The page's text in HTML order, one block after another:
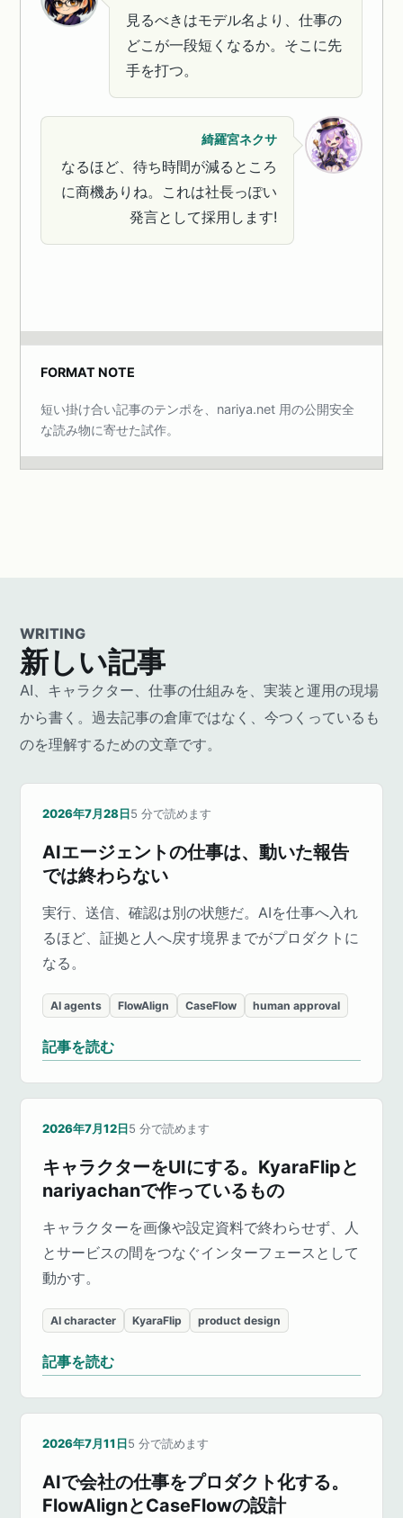
見るべきはモデル名より、仕事の
どこが一段短くなるか。そこに先
手を打つ。
綺羅宮ネクサ
なるほど、待ち時間が減るところ
に商機ありね。これは社長っぽい
発言として採用します!
FORMAT NOTE
短い掛け合い記事のテンポを、nariya.net 用の公開安全
な読み物に寄せた試作。
WRITING
新しい記事
AI、キャラクター、仕事の仕組みを、実装と運用の現場
から書く。過去記事の倉庫ではなく、今つくっているも
のを理解するための文章です。
2026年7月28日5 分で読めます
AIエージェントの仕事は、動いた報告
では終わらない
実行、送信、確認は別の状態だ。AIを仕事へ入れ
るほど、証拠と人へ戻す境界までがプロダクトに
なる。
AI agents FlowAlign CaseFlow human approval
記事を読む
2026年7月12日5 分で読めます
キャラクターをUIにする。KyaraFlipと
nariyachanで作っているもの
キャラクターを画像や設定資料で終わらせず、人
とサービスの間をつなぐインターフェースとして
動かす。
AI character KyaraFlip product design
記事を読む
2026年7月11日5 分で読めます
AIで会社の仕事をプロダクト化する。
FlowAlignとCaseFlowの設計